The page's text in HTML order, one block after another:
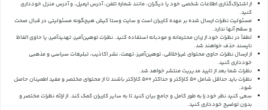
از اشتراک‌گذاری اطلاعات شخصی خود یا دیگران، مانند شماره تلفن، آدرس ایمیل، و آدرس منزل خودداری
کنید.
مسئولیت نظرات ارسال شده بر عهده کاربران است و سایت وستا کیش هیچگونه مسئولیتی در قبال صحت
و سقم آنها ندارد.
لطفاً در نظرات خود از زبان محترمانه و مودبانه استفاده کنید. نظرات توهین‌آمیز، تهدیدآمیز، یا حاوی الفاظ
ناپسند حذف خواهند شد.
از ارسال نظرات حاوی محتوای غیراخلاقی، توهین‌آمیز، تهمت، نشر اکاذیب، تبلیغات سیاسی و مذهبی
خودداری کنید.
نظرات شما بعد از تایید مدیریت منتشر خواهد شد.
نظرات باید حداقل شامل 50 کاراکتر و حداکثر 500 کاراکتر باشند تا از محتوای مختصر و مفید اطمینان حاصل
شود.
سعی کنید نظر خود را به طور کامل و جامع بیان کنید تا به سایر کاربران کمک کند.از ارائه نظرات مختصر و
بدون توضیح خودداری کنید.